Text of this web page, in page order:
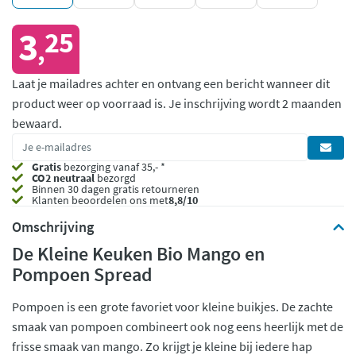
3,25
Laat je mailadres achter en ontvang een bericht wanneer dit
product weer op voorraad is. Je inschrijving wordt 2 maanden
bewaard.
Gratis bezorging vanaf 35,- *
CO2 neutraalbezorgd
Binnen 30 dagen gratis retourneren
Klanten beoordelen ons met8,8/10
Omschrijving
De Kleine Keuken Bio Mango en
Pompoen Spread
Pompoen is een grote favoriet voor kleine buikjes. De zachte
smaak van pompoen combineert ook nog eens heerlijk met de
frisse smaak van mango. Zo krijgt je kleine bij iedere hap